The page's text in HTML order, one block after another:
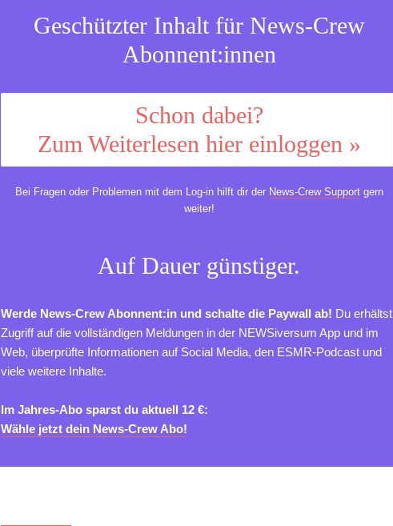
Geschützter Inhalt für News-Crew
Abonnent:innen
Schon dabei?
Zum Weiterlesen hier einloggen »
Bei Fragen oder Problemen mit dem Log-in hilft dir der News-Crew Supportgern
weiter!
Auf Dauer günstiger.
Werde News-Crew Abonnent:in und schalte die Paywall ab! Du erhältst
Zugriff auf die vollständigen Meldungen in der NEWSiversum App und im
Web, überprüfte Informationen auf Social Media, den ESMR-Podcast und
viele weitere Inhalte.
Im Jahres-Abo sparst du aktuell 12 €:
Wähle jetzt dein News-Crew Abo!